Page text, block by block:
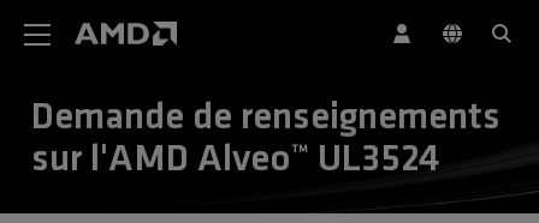
Demande de renseignements
sur l'AMD Alveo™ UL3524